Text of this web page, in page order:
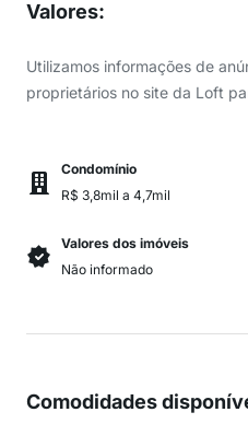
Valores:
Utilizamos informações de
proprietários no site da Loft
Condomínio
R$ 3,8mil a 4,7mil
Valores dos imóveis
Não informado
Comodidades